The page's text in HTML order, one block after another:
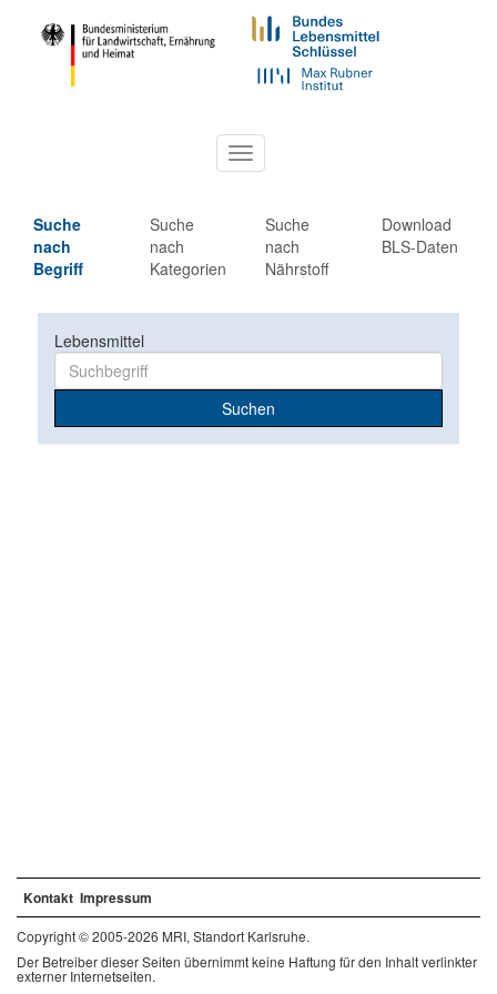
Toggle
navigation
Suche
nach
Begriff
Suche
nach
Kategorien
Suche
nach
Nährstoff
Download
BLS-Daten
Lebensmittel
Suchen
Kontakt Impressum
Copyright © 2005-2026 MRI, Standort Karlsruhe.
Der Betreiber dieser Seiten übernimmt keine Haftung für den Inhalt verlinkter
externer Internetseiten.